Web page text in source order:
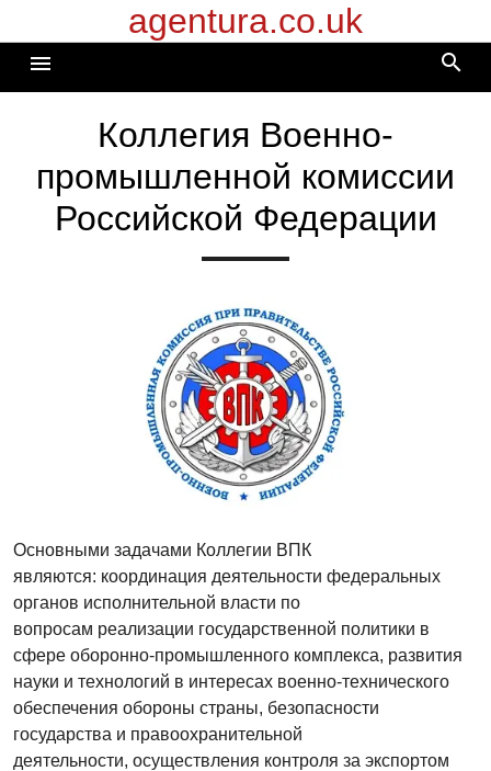
к
содержимому
agentura.co.uk
menu search
Коллегия Военно-
промышленной комиссии
Российской Федерации
Основными задачами Коллегии ВПК
являются: координация деятельности федеральных
органов исполнительной власти по
вопросам реализации государственной политики в
сфере оборонно-промышленного комплекса, развития
науки и технологий в интересах военно-технического
обеспечения обороны страны, безопасности
государства и правоохранительной
деятельности, осуществления контроля за экспортом